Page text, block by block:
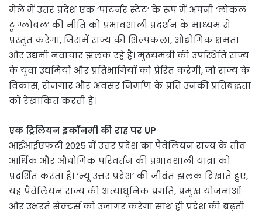
मेले में उत्तर प्रदेश एक ‘पाटर्नर स्टेट’ के रूप में अपनी ‘लोकल
टू ग्लोबल’ की नीति को प्रभावशाली प्रदर्शन के माध्यम से
प्रस्तुत करेगा, जिसमें राज्य की शिल्पकला, औद्योगिक क्षमता
और उद्यमी नवाचार झलक रहे हैं। मुख्यमंत्री की उपस्थिति राज्य
के युवा उद्यमियों और प्रतिभागियों को प्रेरित करेगी, जो राज्य के
विकास, रोजगार और अवसर निर्माण के प्रति उनकी प्रतिबद्धता
को रेखांकित करती है।
एक ट्रिलियन इकॉनमी की राह पर UP
आईआईएफटी 2025 में उत्तर प्रदेश का पैवेलियन राज्य के तीव्र
आर्थिक और औद्योगिक परिवर्तन की प्रभावशाली यात्रा को
प्रदर्शित करता है। ‘न्यू उत्तर प्रदेश’ की जीवंत झलक दिखाते हुए,
यह पैवेलियन राज्य की अत्याधुनिक प्रगति, प्रमुख योजनाओं
और उभरते सेक्टर्स को उजागर करेगा साथ ही प्रदेश की बढ़ती